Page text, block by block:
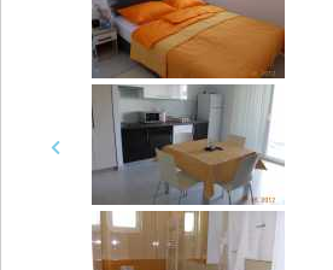
Previous